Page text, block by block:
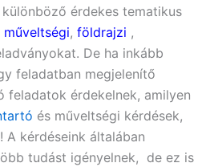
érdekes tematikus
műveltségi, földrajzi ,
De ha inkább
feladatban megjelenítő
feladatok érdekelnek, amilyen
és műveltségi kérdések,
kérdéseink általában
tudást igényelnek, de ez is